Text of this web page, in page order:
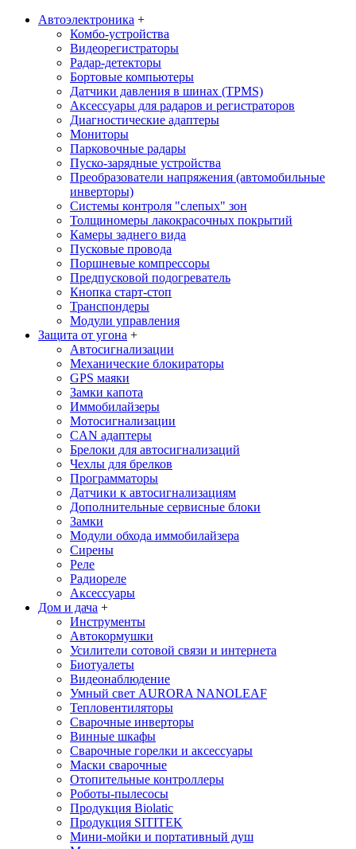
Автоэлектроника +
Комбо-устройства
Видеорегистраторы
Радар-детекторы
Бортовые компьютеры
Датчики давления в шинах (TPMS)
Аксессуары для радаров и регистраторов
Диагностические адаптеры
Мониторы
Парковочные радары
Пуско-зарядные устройства
Преобразователи напряжения (автомобильные
инверторы)
Системы контроля "слепых" зон
Толщиномеры лакокрасочных покрытий
Камеры заднего вида
Пусковые провода
Поршневые компрессоры
Предпусковой подогреватель
Кнопка старт-стоп
Транспондеры
Модули управления
Защита от угона +
Автосигнализации
Механические блoкираторы
GPS маяки
Замки капота
Иммобилайзеры
Мотосигнализации
CAN адаптеры
Брелоки для автосигнализаций
Чехлы для брелков
Программаторы
Датчики к автосигнализациям
Дополнительные сервисные блоки
Замки
Модули обхода иммобилайзера
Сирены
Реле
Радиореле
Аксессуары
Дом и дача +
Инструменты
Автокормушки
Усилители сотовой связи и интернета
Биотуалеты
Видеонаблюдение
Умный свет AURORA NANOLEAF
Тепловентиляторы
Сварочные инверторы
Винные шкафы
Сварочные горелки и аксессуары
Маски сварочные
Отопительные контроллеры
Роботы-пылесосы
Продукция Biolatic
Продукция SITITEK
Мини-мойки и портативный душ